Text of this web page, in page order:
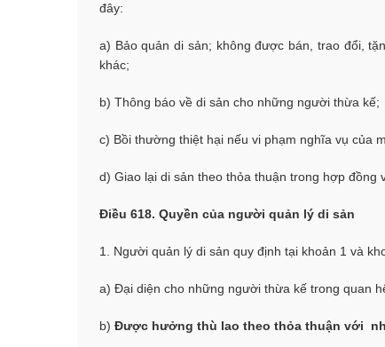
đây:
a) Bảo quản di sản; không được bán, trao đổi,
khác;
b) Thông báo về di sản cho những người thừa kế;
c) Bồi thường thiệt hại nếu vi phạm nghĩa vụ của
d) Giao lại di sản theo thỏa thuận trong hợp
Điều 618. Quyền của người quản lý di sản
1. Người quản lý di sản quy định tại khoản 1 và
a) Đại diện cho những người thừa kế trong quan
b) Được hưởng thù lao theo thỏa thuận với